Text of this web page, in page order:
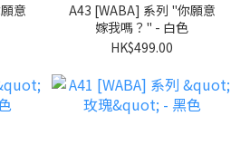
A43 [WABA] 系列 "你願意
嫁我嗎？" - 白色
HK$499.00